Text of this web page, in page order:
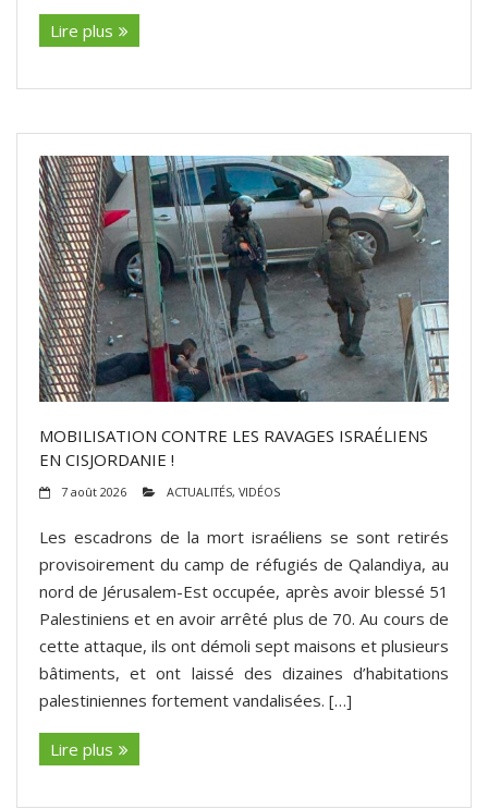
Lire plus
MOBILISATION CONTRE LES RAVAGES ISRAÉLIENS
EN CISJORDANIE !
7 août 2026 ACTUALITÉS, VIDÉOS
Les escadrons de la mort israéliens se sont retirés
provisoirement du camp de réfugiés de Qalandiya, au
nord de Jérusalem-Est occupée, après avoir blessé 51
Palestiniens et en avoir arrêté plus de 70. Au cours de
cette attaque, ils ont démoli sept maisons et plusieurs
bâtiments, et ont laissé des dizaines d’habitations
palestiniennes fortement vandalisées. […]
Lire plus